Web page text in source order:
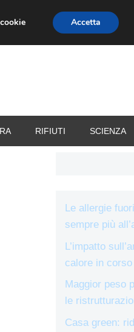
VACANZE
RIFIUTI SCIENZA
Le allergie
sempre più
L’impatto
calore in
Maggior peso
le
Casa green:
Accetta